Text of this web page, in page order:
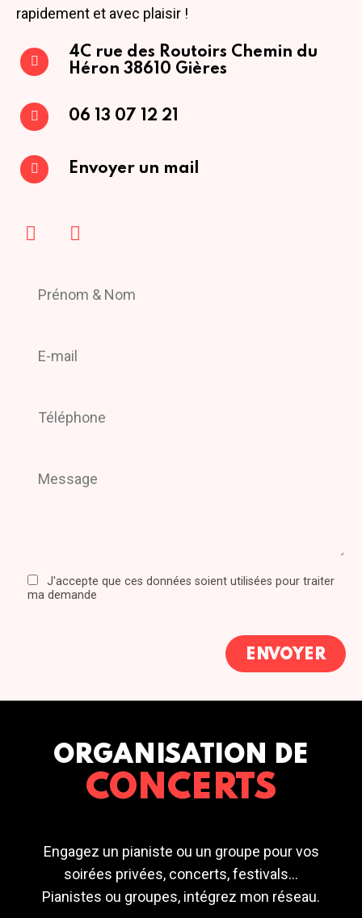
rapidement et avec plaisir !
4C rue des Routoirs Chemin du
Héron 38610 Gières
06 13 07 12 21
Envoyer un mail
J'accepte que ces données soient utilisées pour traiter
ma demande
ORGANISATION DE
CONCERTS
Engagez un pianiste ou un groupe pour vos
soirées privées, concerts, festivals...
Pianistes ou groupes, intégrez mon réseau.